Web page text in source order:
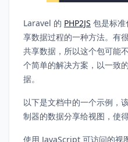
Laravel 的 PHP2JS 包是标准
享数据过程的一种方法。有
共享数据，所以这个包可能
个简单的解决方案，以一致
据。
以下是文档中的一个示例，
制器的数据分享给视图，使
使用 JavaScript 可访问的视